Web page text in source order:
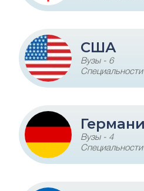
США
Вузы - 6
Вузы - 4